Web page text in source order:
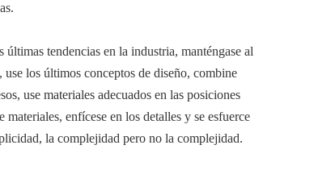
últimas tendencias en la industria, manténgase al
use los últimos conceptos de diseño, combine
use materiales adecuados en las posiciones
enfícese en los detalles y se esfuerce
la complejidad pero no la complejidad.